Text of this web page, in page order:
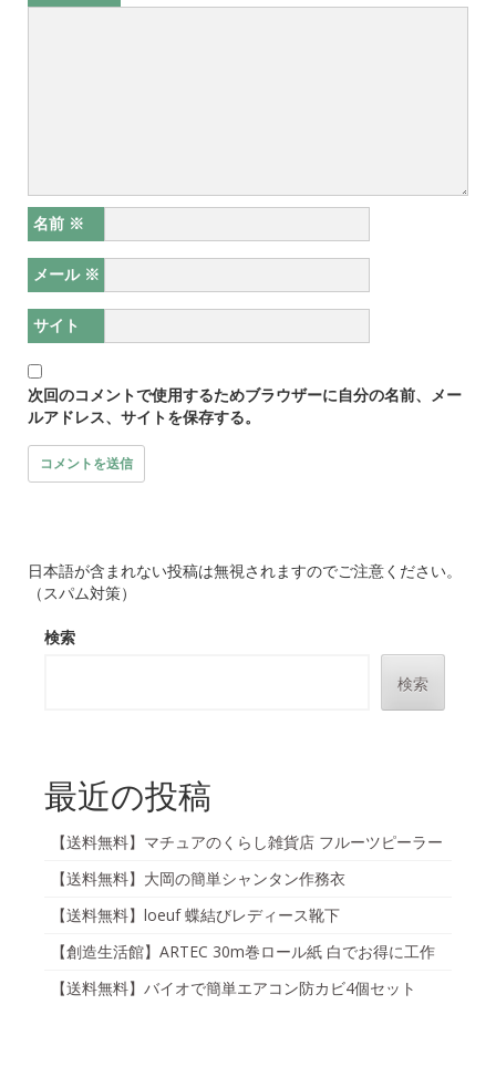
名前 ※
メール ※
サイト
次回のコメントで使用するためブラウザーに自分の名前、メー
ルアドレス、サイトを保存する。
日本語が含まれない投稿は無視されますのでご注意ください。
（スパム対策）
検索
検索
最近の投稿
【送料無料】マチュアのくらし雑貨店 フルーツピーラー
【送料無料】大岡の簡単シャンタン作務衣
【送料無料】loeuf 蝶結びレディース靴下
【創造生活館】ARTEC 30m巻ロール紙 白でお得に工作
【送料無料】バイオで簡単エアコン防カビ4個セット